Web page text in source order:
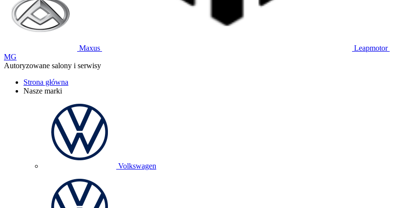
Maxus
Leapmotor
MG
Autoryzowane salony i serwisy
Strona główna
Nasze marki
Volkswagen